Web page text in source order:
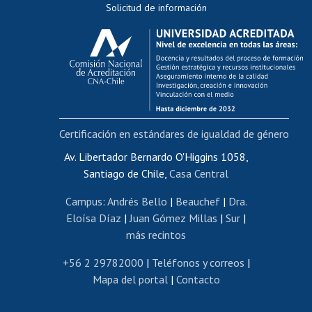
Evaluación docente
Calificación académica
Postulación al AUCAI
Funcionarias/os
Cursos internos de capacitación
Bienestar del personal
Portal de movilidad interna
Certificado de renta
Certificado de renta honorarios
Editar páginas blancas
Extranjeras/os
Revalidación y reconocimiento de títulos
Postulación al Programa de Movilidad Estudiantil
Solicitud de información
Av. Libertador Bernardo O'Higgins 1058,
Santiago de Chile, Casa Central
Campus: Andrés Bello | Beauchef| Dra.
Eloísa Díaz | Juan Gómez Millas | Sur |
más recintos
+56 2 29782000 | Teléfonos y correos |
Mapa del portal| Contacto
Certificación en estándares de igualdad de género